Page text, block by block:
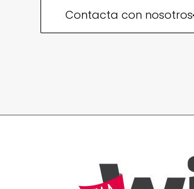
Contacta con nosotros